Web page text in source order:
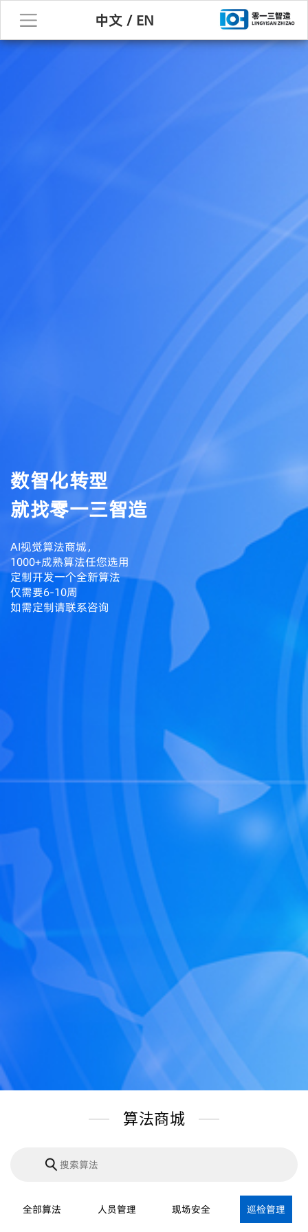
中文 / EN
数智化转型
就找零一三智造
AI视觉算法商城，
1000+成熟算法任您选用
定制开发一个全新算法
仅需要6-10周
如需定制请联系咨询
算法商城
全部算法 人员管理 现场安全
巡检管理